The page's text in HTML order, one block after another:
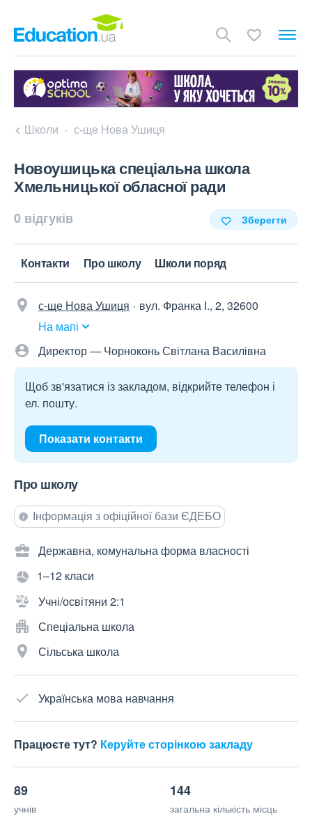
Школи с-ще Нова Ушиця
Новоушицька спеціальна школа
Хмельницької обласної ради
0 відгуків Зберегти
Контакти Про школу Школи поряд
с-ще Нова Ушиця
вул. Франка І., 2, 32600
На мапі
Директор — Чорноконь Світлана Василівна
Щоб зв'язатися із закладом, відкрийте телефон і
ел. пошту.
Показати контакти
Про школу
Інформація з офіційної бази ЄДЕБО
Державна, комунальна форма власності
1–12 класи
Учні/освітяни 2:1
Спеціальна школа
Сільська школа
Українська мова навчання
Працюєте тут? Керуйте сторінкою закладу
89
учнів
144
загальна кількість місць